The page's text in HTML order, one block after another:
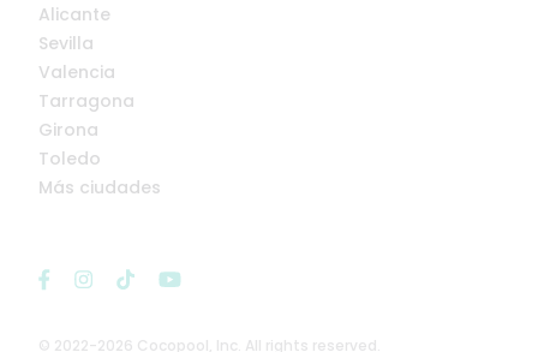
© 2022-2026 Cocopool, Inc. All rights reserved.
Alicante
Sevilla
Valencia
Tarragona
Girona
Toledo
Más ciudades